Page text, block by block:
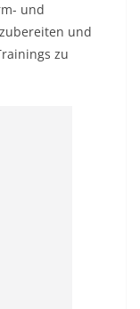
und
und
zu